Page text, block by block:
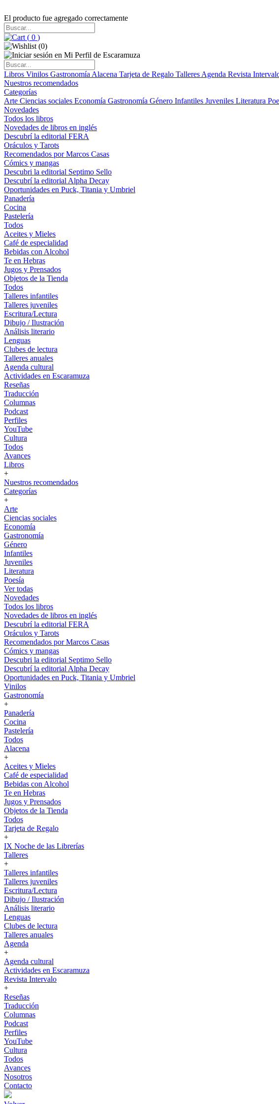
El producto fue agregado correctamente
( 0 )
(0)
Libros Vinilos Gastronomía Alacena Tarjeta de Regalo Talleres Agenda Revista
Nuestros recomendados
Categorías
Arte Ciencias sociales Economía Gastronomía Género Infantiles Juveniles Literatura
Novedades
Todos los libros
Novedades de libros en inglés
Descubrí la editorial FERA
Oráculos y Tarots
Recomendados por Marcos Casas
Cómics y mangas
Descubri la editorial Septimo Sello
Descubrí la editorial Alpha Decay
Oportunidades en Puck, Titania y Umbriel
Panadería
Cocina
Pastelería
Todos
Aceites y Mieles
Café de especialidad
Bebidas con Alcohol
Te en Hebras
Jugos y Prensados
Objetos de la Tienda
Todos
Talleres infantiles
Talleres juveniles
Escritura/Lectura
Dibujo / Ilustración
Análisis literario
Lenguas
Clubes de lectura
Talleres anuales
Agenda cultural
Actividades en Escaramuza
Reseñas
Traducción
Columnas
Podcast
Perfiles
YouTube
Cultura
Todos
Avances
Libros
+
Nuestros recomendados
Categorías
+
Arte
Ciencias sociales
Economía
Gastronomía
Género
Infantiles
Juveniles
Literatura
Poesía
Ver todas
Novedades
Todos los libros
Novedades de libros en inglés
Descubrí la editorial FERA
Oráculos y Tarots
Recomendados por Marcos Casas
Cómics y mangas
Descubri la editorial Septimo Sello
Descubrí la editorial Alpha Decay
Oportunidades en Puck, Titania y Umbriel
Vinilos
Gastronomía
+
Panadería
Cocina
Pastelería
Todos
Alacena
+
Aceites y Mieles
Café de especialidad
Bebidas con Alcohol
Te en Hebras
Jugos y Prensados
Objetos de la Tienda
Todos
Tarjeta de Regalo
+
IX Noche de las Librerías
Talleres
+
Talleres infantiles
Talleres juveniles
Escritura/Lectura
Dibujo / Ilustración
Análisis literario
Lenguas
Clubes de lectura
Talleres anuales
Agenda
+
Agenda cultural
Actividades en Escaramuza
Revista Intervalo
+
Reseñas
Traducción
Columnas
Podcast
Perfiles
YouTube
Cultura
Todos
Avances
Nosotros
Contacto